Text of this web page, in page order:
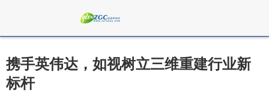
携手英伟达，如视树立三维重建行业新
标杆